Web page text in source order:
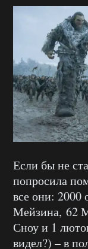
Если бы не
попросила
все они: 2000
Мейзина, 62
Сноу и 1
видел?) – в